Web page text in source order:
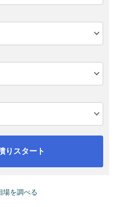
りスタート
場を調べる